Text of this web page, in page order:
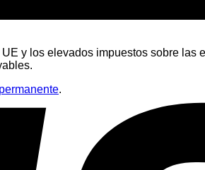
y los elevados impuestos sobre
.